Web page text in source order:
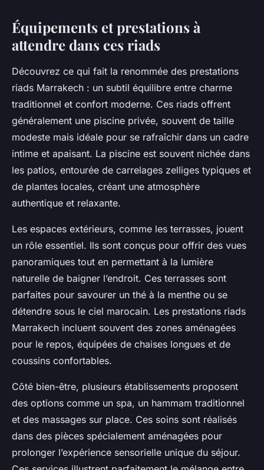
Équipements et prestations à
attendre dans ces riads
Découvrez ce qui fait la renommée des prestations
riads Marrakech : un subtil équilibre entre charme
traditionnel et confort moderne. Ces riads offrent
généralement une piscine privée, souvent de taille
modeste mais idéale pour se rafraîchir dans un cadre
intime et apaisant. La piscine est souvent nichée dans
les patios, entourée de carrelages zelliges typiques et
de plantes locales, créant une atmosphère
authentique et relaxante.
Les espaces extérieurs, comme les terrasses, jouent
un rôle essentiel. Ils sont conçus pour offrir des vues
panoramiques tout en permettant à la lumière
naturelle de baigner l’endroit. Ces terrasses sont
parfaites pour savourer un thé à la menthe ou se
détendre sous le ciel marocain. Les prestations riads
Marrakech incluent souvent des zones aménagées
pour le repos, équipées de chaises longues et de
coussins confortables.
Côté bien-être, plusieurs établissements proposent
des options comme un spa, un hammam traditionnel
et des massages sur place. Ces soins sont réalisés
dans des pièces spécialement aménagées pour
prolonger l’expérience sensorielle unique du séjour.